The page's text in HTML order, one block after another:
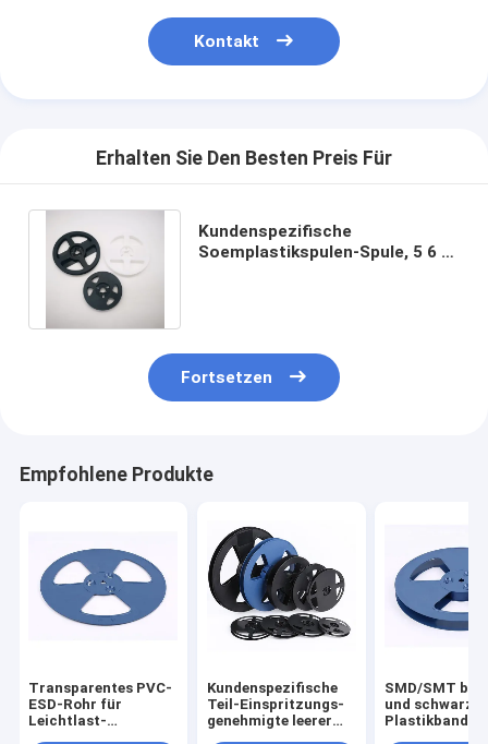
Kontakt
Erhalten Sie Den Besten Preis Für
Kundenspezifische
Soemplastikspulen-Spule, 5 6 7
Fortsetzen
Empfohlene Produkte
Transparentes PVC-
ESD-Rohr für
Leichtlast-
Kundenspezifische
Teil-Einspritzungs-
genehmigte leerer
SMD/SMT
und
Plastikband-